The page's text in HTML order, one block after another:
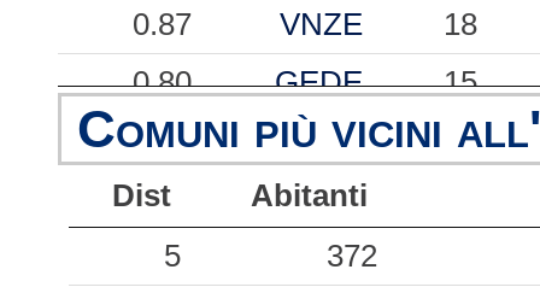
0.87
VNZE
18
0.80
GEDE
15
0.76
TRA
10
0.73
SDF
0.51
GESC
Comuni più vicini
Dist
Abitanti
5
372